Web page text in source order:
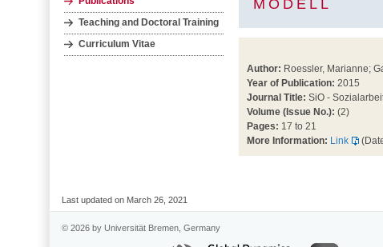
Teaching and Doctoral Training
Curriculum Vitae
MODELL
Author: Roessler, Marianne;
Year of Publication: 2015
Journal Title: SiO -
Volume (Issue No.): (2)
Pages: 17 to 21
More Information: Link
Last updated on March 26, 2021
© 2026 by Universität Bremen, Germany